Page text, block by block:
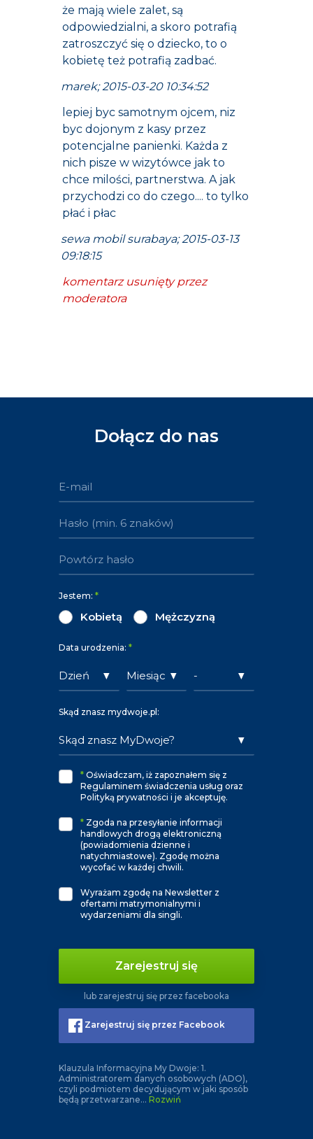
że mają wiele zalet, są
odpowiedzialni, a skoro potrafią
zatroszczyć się o dziecko, to o
kobietę też potrafią zadbać.
marek; 2015-03-20 10:34:52
lepiej byc samotnym ojcem, niz
byc dojonym z kasy przez
potencjalne panienki. Każda z
nich pisze w wizytówce jak to
chce milości, partnerstwa. A jak
przychodzi co do czego.... to tylko
płać i płac
sewa mobil surabaya; 2015-03-13
09:18:15
komentarz usunięty przez
moderatora
Dołącz do nas
Jestem: *
Kobietą Mężczyzną
Data urodzenia: *
Skąd znasz mydwoje.pl:
* Oświadczam, iż zapoznałem się z
Regulaminem świadczenia usług oraz
Polityką prywatności i je akceptuję.
* Zgoda na przesyłanie informacji
handlowych drogą elektroniczną
(powiadomienia dzienne i
natychmiastowe). Zgodę można
wycofać w każdej chwili.
Wyrażam zgodę na Newsletter z
ofertami matrymonialnymi i
wydarzeniami dla singli.
Zarejestruj się
lub zarejestruj się przez facebooka
Zarejestruj się przez Facebook
Klauzula Informacyjna My Dwoje: 1.
Administratorem danych osobowych (ADO),
czyli podmiotem decydującym w jaki sposób
będą przetwarzane... Rozwiń